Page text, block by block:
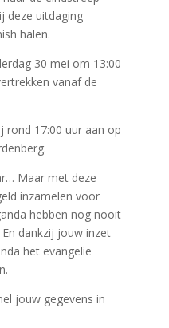
deze uitdaging
halen.
30 mei om 13:00
vanaf de
rond 17:00 uur aan op
Maar met deze
inzamelen voor
hebben nog nooit
dankzij jouw inzet
het evangelie
jouw gegevens in